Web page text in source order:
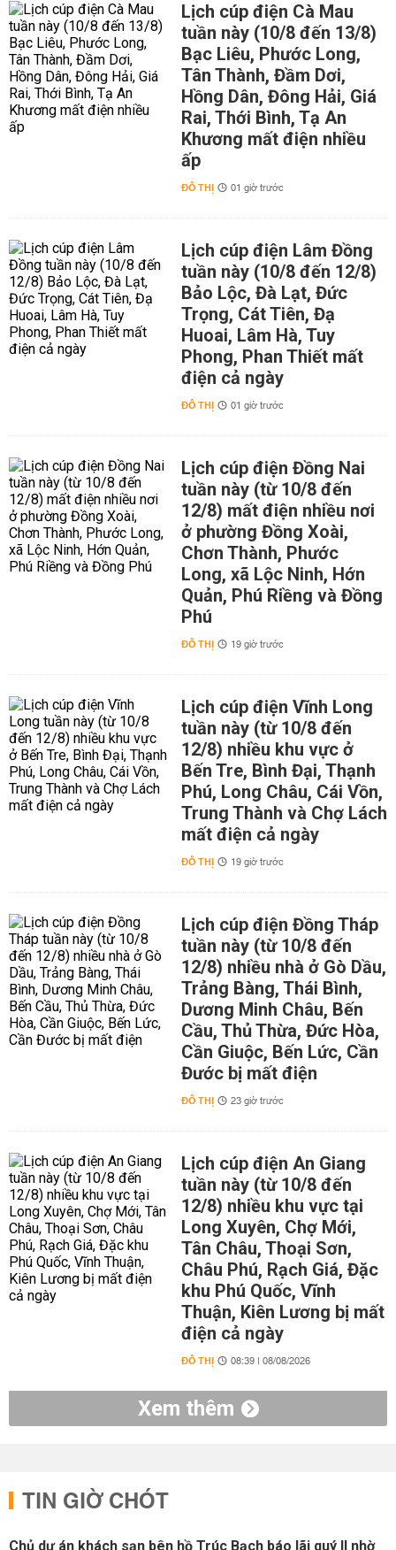
Lịch cúp điện Cà Mau
tuần này (10/8 đến 13/8)
Bạc Liêu, Phước Long,
Tân Thành, Đầm Dơi,
Hồng Dân, Đông Hải, Giá
Rai, Thới Bình, Tạ An
Khương mất điện nhiều
ấp
ĐÔ THỊ 01 giờ trước
Lịch cúp điện Lâm Đồng
tuần này (10/8 đến 12/8)
Bảo Lộc, Đà Lạt, Đức
Trọng, Cát Tiên, Đạ
Huoai, Lâm Hà, Tuy
Phong, Phan Thiết mất
điện cả ngày
ĐÔ THỊ 01 giờ trước
Lịch cúp điện Đồng Nai
tuần này (từ 10/8 đến
12/8) mất điện nhiều nơi
ở phường Đồng Xoài,
Chơn Thành, Phước
Long, xã Lộc Ninh, Hớn
Quản, Phú Riềng và Đồng
Phú
ĐÔ THỊ 19 giờ trước
Lịch cúp điện Vĩnh Long
tuần này (từ 10/8 đến
12/8) nhiều khu vực ở
Bến Tre, Bình Đại, Thạnh
Phú, Long Châu, Cái Vồn,
Trung Thành và Chợ Lách
mất điện cả ngày
ĐÔ THỊ 19 giờ trước
Lịch cúp điện Đồng Tháp
tuần này (từ 10/8 đến
12/8) nhiều nhà ở Gò Dầu,
Trảng Bàng, Thái Bình,
Dương Minh Châu, Bến
Cầu, Thủ Thừa, Đức Hòa,
Cần Giuộc, Bến Lức, Cần
Đước bị mất điện
ĐÔ THỊ 23 giờ trước
Lịch cúp điện An Giang
tuần này (từ 10/8 đến
12/8) nhiều khu vực tại
Long Xuyên, Chợ Mới,
Tân Châu, Thoại Sơn,
Châu Phú, Rạch Giá, Đặc
khu Phú Quốc, Vĩnh
Thuận, Kiên Lương bị mất
điện cả ngày
ĐÔ THỊ 08:39 | 08/08/2026
Xem thêm
TIN GIỜ CHÓT
Chủ dự án khách sạn bên hồ Trúc Bạch báo lãi quý II nhờ